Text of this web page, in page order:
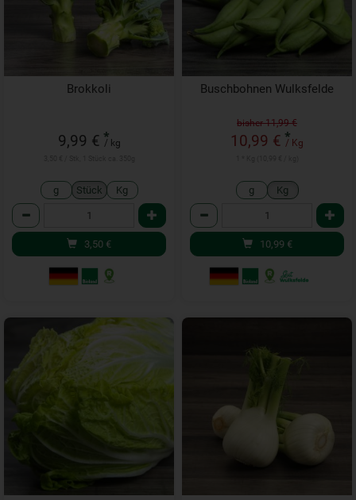
Brokkoli
9,99 € *
/ kg
g Stück Kg
Anzahl
3,50 €
Buschbohnen Wulksfelde
bisher 11,99 €
10,99 € *
/ Kg
g Kg
Anzahl
10,99 €